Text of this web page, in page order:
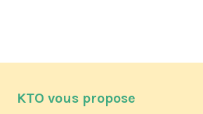
KTO vous propose